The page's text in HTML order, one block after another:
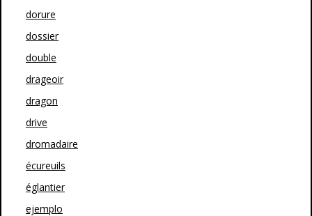
dorure
dossier
double
drageoir
dragon
drive
dromadaire
écureuils
églantier
ejemplo